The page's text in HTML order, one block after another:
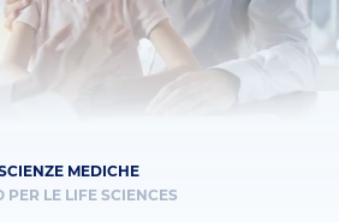
MEDICHE
PER LE LIFE SCIENCES